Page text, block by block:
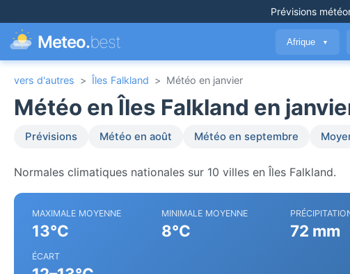
Prévisions
Meteo.best Afrique ▼
vers d'autres > Îles Falkland > Météo en janvier
Météo en Îles Falkland en
Prévisions Météo en août Météo en septembre
Normales climatiques nationales sur 10 villes en Îles Falkland.
MAXIMALE MOYENNE
13°C
MINIMALE MOYENNE
8°C 72 mm
ÉCART